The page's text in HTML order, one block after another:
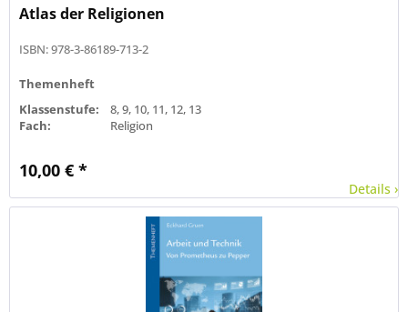
Atlas der Religionen
ISBN: 978-3-86189-713-2
Themenheft
Klassenstufe:
8, 9, 10, 11, 12, 13
Fach:
Religion
10,00 € *
Details ›